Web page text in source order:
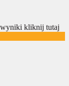
wyniki kliknij tutaj